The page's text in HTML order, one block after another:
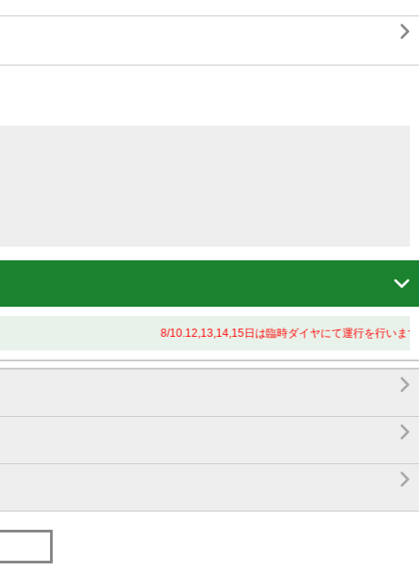


8/10.12,13,14,15日は臨時ダイヤにて運行を行います。


